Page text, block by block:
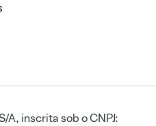
A, inscrita sob o CNPJ: